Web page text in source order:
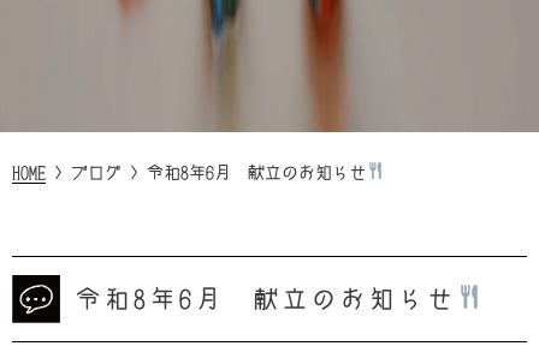
HOME > ブログ > 令和8年6月 献立のお知らせ
令和8年6月 献立のお知らせ